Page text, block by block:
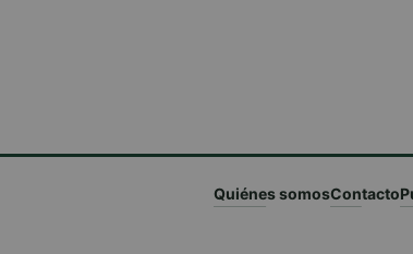
Quiénes somosContacto